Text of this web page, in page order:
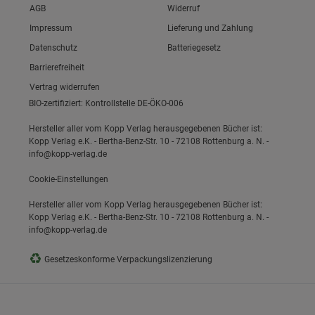
Link zum/zur
AGB
Link zum/zur
Impressum
Link zum/zur
Datenschutz
Link zum/zur
Barrierefreiheit
Vertrag widerrufen
Widerruf
Lieferung und Zahlung
Batteriegesetz
BIO-zertifiziert: Kontrollstelle DE-ÖKO-006
Hersteller aller vom Kopp Verlag herausgegebenen Bücher ist:
Kopp Verlag e.K. - Bertha-Benz-Str. 10 - 72108 Rottenburg a. N. -
info@kopp-verlag.de
Cookie-Einstellungen
Hersteller aller vom Kopp Verlag herausgegebenen Bücher ist:
Kopp Verlag e.K. - Bertha-Benz-Str. 10 - 72108 Rottenburg a. N. -
info@kopp-verlag.de
♻ Gesetzeskonforme Verpackungslizenzierung
Gruppe